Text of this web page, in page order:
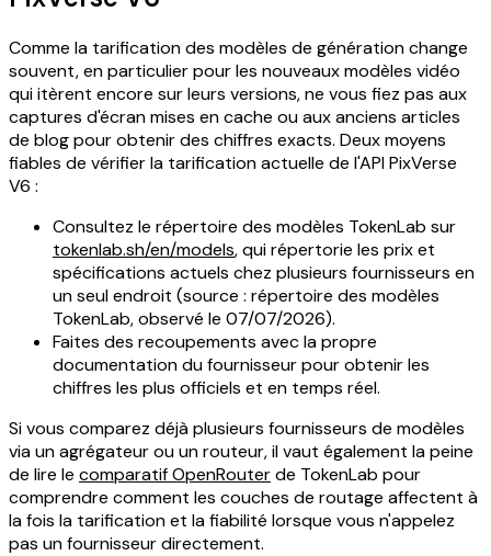
Comme la tarification des modèles de génération change
souvent, en particulier pour les nouveaux modèles vidéo
qui itèrent encore sur leurs versions, ne vous fiez pas aux
captures d'écran mises en cache ou aux anciens articles
de blog pour obtenir des chiffres exacts. Deux moyens
fiables de vérifier la tarification actuelle de l'API PixVerse
V6 :
Consultez le répertoire des modèles TokenLab sur
tokenlab.sh/en/models, qui répertorie les prix et
spécifications actuels chez plusieurs fournisseurs en
un seul endroit (source : répertoire des modèles
TokenLab, observé le 07/07/2026).
Faites des recoupements avec la propre
documentation du fournisseur pour obtenir les
chiffres les plus officiels et en temps réel.
Si vous comparez déjà plusieurs fournisseurs de modèles
via un agrégateur ou un routeur, il vaut également la peine
de lire le comparatif OpenRouterde TokenLab pour
comprendre comment les couches de routage affectent à
la fois la tarification et la fiabilité lorsque vous n'appelez
pas un fournisseur directement.